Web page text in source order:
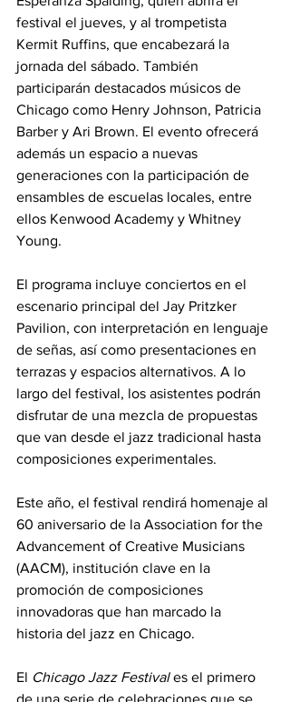
festival el jueves, y al trompetista
Kermit Ruffins, que encabezará la
jornada del sábado. También
participarán destacados músicos de
Chicago como Henry Johnson, Patricia
Barber y Ari Brown. El evento ofrecerá
además un espacio a nuevas
generaciones con la participación de
ensambles de escuelas locales, entre
ellos Kenwood Academy y Whitney
Young.
El programa incluye conciertos en el
escenario principal del Jay Pritzker
Pavilion, con interpretación en lenguaje
de señas, así como presentaciones en
terrazas y espacios alternativos. A lo
largo del festival, los asistentes podrán
disfrutar de una mezcla de propuestas
que van desde el jazz tradicional hasta
composiciones experimentales.
Este año, el festival rendirá homenaje al
60 aniversario de la Association for the
Advancement of Creative Musicians
(AACM), institución clave en la
promoción de composiciones
innovadoras que han marcado la
historia del jazz en Chicago.
El Chicago Jazz Festival es el primero